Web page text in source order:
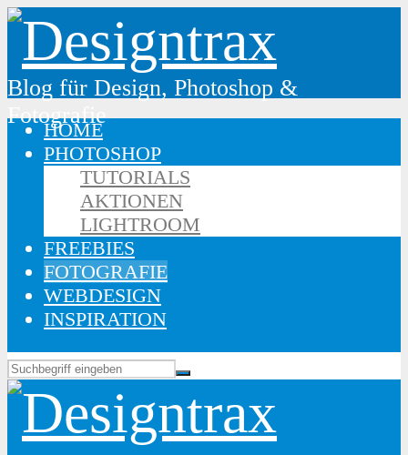
Blog für Design, Photoshop &
Fotografie
HOME
PHOTOSHOP
TUTORIALS
AKTIONEN
LIGHTROOM
FREEBIES
FOTOGRAFIE
WEBDESIGN
INSPIRATION